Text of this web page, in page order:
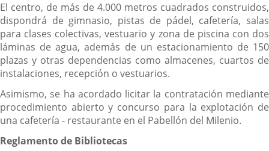
El centro, de más de 4.000 metros cuadrados construidos,
dispondrá de gimnasio, pistas de pádel, cafetería, salas
para clases colectivas, vestuario y zona de piscina con dos
láminas de agua, además de un estacionamiento de 150
plazas y otras dependencias como almacenes, cuartos de
instalaciones, recepción o vestuarios.
Asimismo, se ha acordado licitar la contratación mediante
procedimiento abierto y concurso para la explotación de
una cafetería - restaurante en el Pabellón del Milenio.
Reglamento de Bibliotecas